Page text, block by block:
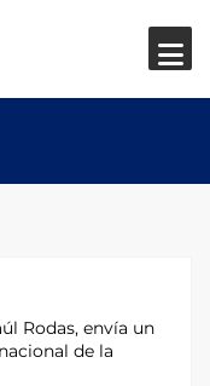
Rodas, envía un
de la